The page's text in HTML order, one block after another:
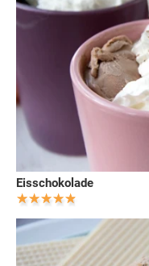
Eisschokolade